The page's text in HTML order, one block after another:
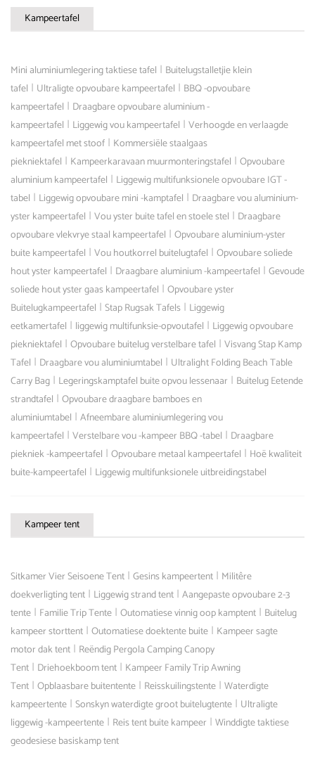
Kampeertafel
Mini aluminiumlegering taktiese tafel | Buitelugstalletjie klein
tafel | Ultraligte opvoubare kampeertafel | BBQ -opvoubare
kampeertafel | Draagbare opvoubare aluminium -
kampeertafel | Liggewig vou kampeertafel | Verhoogde en verlaagde
kampeertafel met stoof | Kommersiële staalgaas
piekniektafel | Kampeerkaravaan muurmonteringstafel | Opvoubare
aluminium kampeertafel | Liggewig multifunksionele opvoubare IGT -
tabel | Liggewig opvoubare mini -kamptafel | Draagbare vou aluminium-
yster kampeertafel | Vou yster buite tafel en stoele stel | Draagbare
opvoubare vlekvrye staal kampeertafel | Opvoubare aluminium-yster
buite kampeertafel | Vou houtkorrel buitelugtafel | Opvoubare soliede
hout yster kampeertafel | Draagbare aluminium -kampeertafel | Gevoude
soliede hout yster gaas kampeertafel | Opvoubare yster
Buitelugkampeertafel | Stap Rugsak Tafels | Liggewig
eetkamertafel | liggewig multifunksie-opvoutafel | Liggewig opvoubare
piekniektafel | Opvoubare buitelug verstelbare tafel | Visvang Stap Kamp
Tafel | Draagbare vou aluminiumtabel | Ultralight Folding Beach Table
Carry Bag | Legeringskamptafel buite opvou lessenaar | Buitelug Eetende
strandtafel | Opvoubare draagbare bamboes en
aluminiumtabel | Afneembare aluminiumlegering vou
kampeertafel | Verstelbare vou -kampeer BBQ -tabel | Draagbare
piekniek -kampeertafel | Opvoubare metaal kampeertafel | Hoë kwaliteit
buite-kampeertafel | Liggewig multifunksionele uitbreidingstabel
Kampeer tent
Sitkamer Vier Seisoene Tent | Gesins kampeertent | Militêre
doekverligting tent | Liggewig strand tent | Aangepaste opvoubare 2-3
tente | Familie Trip Tente | Outomatiese vinnig oop kamptent | Buitelug
kampeer storttent | Outomatiese doektente buite | Kampeer sagte
motor dak tent | Reëndig Pergola Camping Canopy
Tent | Driehoekboom tent | Kampeer Family Trip Awning
Tent | Opblaasbare buitentente | Reisskuilingstente | Waterdigte
kampeertente | Sonskyn waterdigte groot buitelugtente | Ultraligte
liggewig -kampeertente | Reis tent buite kampeer | Winddigte taktiese
geodesiese basiskamp tent